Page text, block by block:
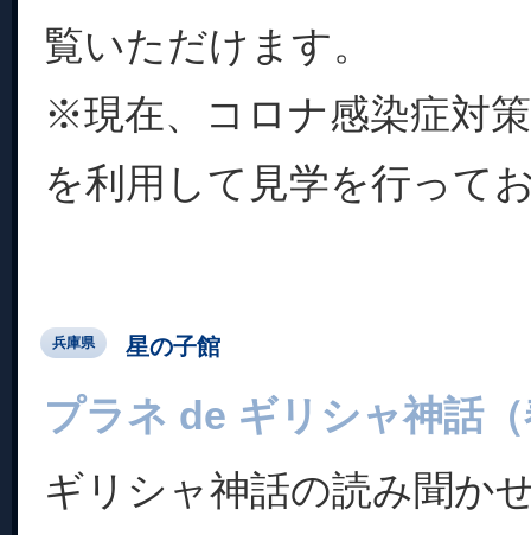
覧いただけます。
※現在、コロナ感染症対
を利用して見学を行って
兵庫県 星の子館
プラネ de ギリシャ神話
ギリシャ神話の読み聞か